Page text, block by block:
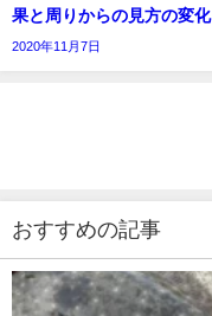
果と周りからの見方の変化
2020年11月7日
おすすめの記事